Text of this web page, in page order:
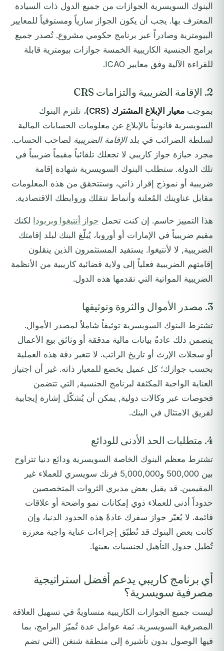
البنوك السويسرية الجوازات من جميع الدول ذات السيادة
المعترف بها. يجب أن يكون الجواز سارياً ومستوفياً للمعايير
البيومترية وصادراً عبر برنامج حكومي مشروع. تُصدر جميع
برامج الجنسية الكاريبية الخمسة جوازات بيومترية قابلة
للقراءة الآلية وفق معايير ICAO.
2. الإقامة الضريبية والتزامات CRS
بموجب معيار الإبلاغ المشترك (CRS)
، تلتزم البنوك
السويسرية قانونياً بالإبلاغ عن معلومات الحسابات المالية
لسلطة الضرائب في بلدالإقامة الضريبية لصاحب الحساب.
مجرد حيازة جواز كاريبي لا تجعلك تلقائياً مقيماً ضريبياً في
تلك الدولة. ستطلب البنوك السويسرية شهادة إقامة
ضريبية أو نموذج إقرار ذاتي، وستتحقق من هذه المعلومات
مقابل عناوينك المُعلنة وأنماط تنقلك وروابطك الاقتصادية.
هذا التمييز حاسم. إن كنت تحمل جواز أنتيغوا وبربودا لكنك
مقيم ضريبياً في الإمارات أو أوروبا، يُبلّغ البنك لبلد إقامتك
الضريبية, لا لأنتيغوا. يستفيد المستثمرون الذين ينقلون
إقامتهم الضريبية فعلياً إلى ولاية قضائية كاريبية من الأنظمة
الضريبية المواتية التي تقدمها هذه الدول.
3. مصدر الأموال والثروة وتوثيقها
تشترط البنوك السويسرية توثيقاً شاملاً لمصدر الأموال.
يتضمن ذلك عادةً بيانات مالية مدققة أو وثائق بيع الأعمال
أو سجلات الإرث أو تاريخ الراتب. لا تتغير دقة هذه العملية
بحسب جوازك؛ كل عميل يخضع للمعيار ذاته. غير أن اجتياز
العناية الواجبة المكثفة لبرنامج الجنسية, التي تتضمن
فحوصات عبر وكالات دولية, يمكن أن يُشكّل إشارة إيجابية
لفريق الامتثال في البنك.
4. متطلبات الحد الأدنى للودائع
تشترط معظم البنوك الخاصة السويسرية ودائع دنيا تتراوح
بين 500,000 و5,000,000 فرنك سويسري للعملاء غير
المقيمين. قد يقبل بعض مديري الثروات المتخصصين
حدوداً أدنى للعملاء ذوي إمكانات نمو واضحة أو علاقات
قائمة. لا يُغيّر جواز سفرك عادةً هذه الحدود الدنيا، وإن
كانت بعض البنوك قد تُطبّق إجراءات عناية واجبة معززة
تُطيل جدول التأهيل لجنسيات بعينها.
أي برنامج كاريبي يدعم أفضل استراتيجية
مصرفية سويسرية؟
ليست جميع الجوازات الكاريبية متساويةً في تسهيل العلاقة
المصرفية السويسرية. ثمة عوامل عدة تُميّز البرامج، بما
فيها الوصول بدون تأشيرة إلى منطقة شنغن (التي تضم